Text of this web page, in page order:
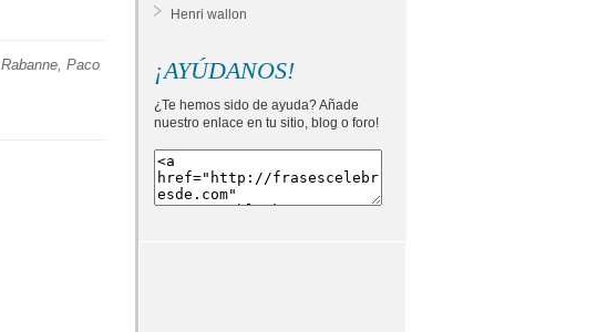
Rabanne, Paco
Henri wallon
¡AYÚDANOS!
¿Te hemos sido de ayuda? Añade
nuestro enlace en tu sitio, blog o foro!